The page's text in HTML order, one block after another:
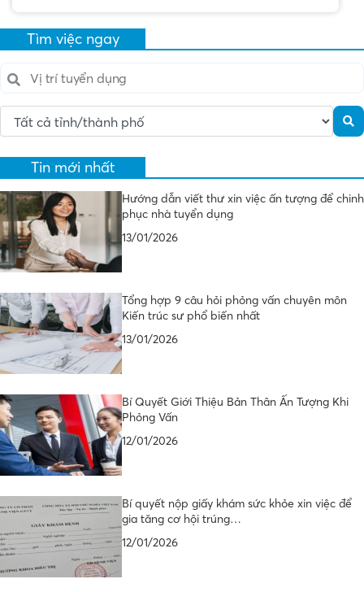
Tìm việc ngay
Tin mới nhất
Hướng dẫn viết thư xin việc ấn tượng để chinh
phục nhà tuyển dụng
13/01/2026
Tổng hợp 9 câu hỏi phỏng vấn chuyên môn
Kiến trúc sư phổ biến nhất
13/01/2026
Bí Quyết Giới Thiệu Bản Thân Ấn Tượng Khi
Phỏng Vấn
12/01/2026
Bí quyết nộp giấy khám sức khỏe xin việc để
gia tăng cơ hội trúng…
12/01/2026